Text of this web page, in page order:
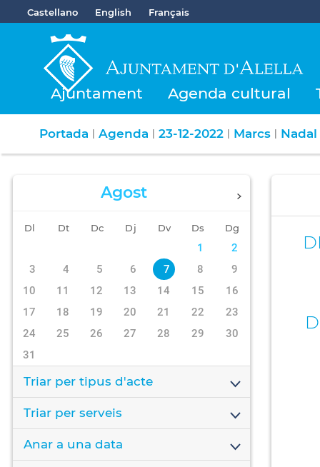
Castellano English Français
Ajuntament Agenda cultural
Portada | Agenda | 23-12-2022 | Marcs |
Agost
Dl Dt Dc Dj Dv Ds Dg
1
2
3
4 5 6 7 8
9
10
11 12 13 14 15
16
17
18 19 20 21 22
23
24
25 26 27 28 29
30
31
Triar per tipus d'acte
Triar per serveis
Anar a una data